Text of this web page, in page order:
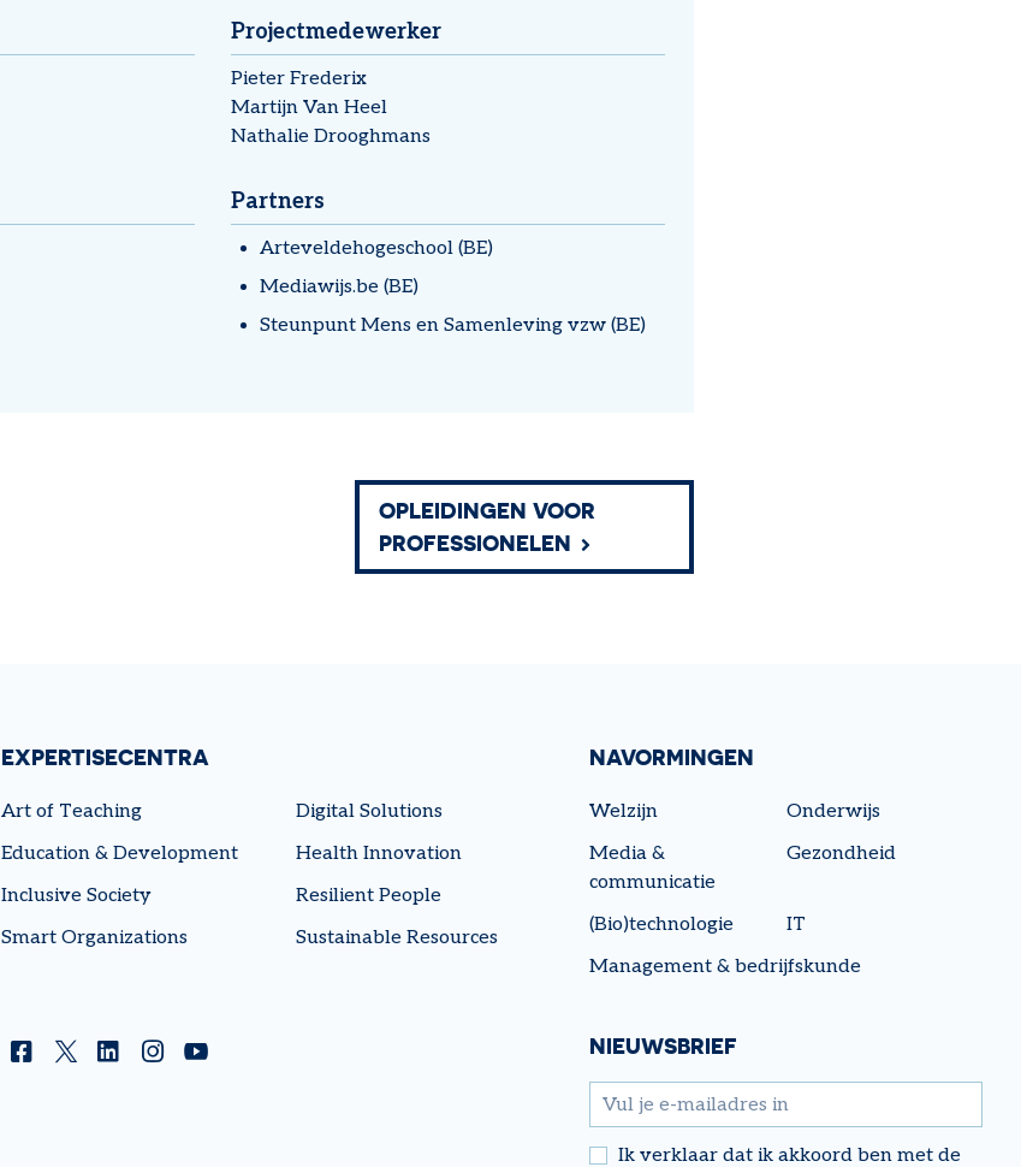
Projectmedewerker
Pieter Frederix
Martijn Van Heel
Nathalie Drooghmans
Partners
Arteveldehogeschool (BE)
Mediawijs.be (BE)
Steunpunt Mens en Samenleving vzw (BE)
OPLEIDINGEN VOOR
PROFESSIONELEN
EXPERTISECENTRA
Art of Teaching
Digital Solutions
Education & Development
Health Innovation
Inclusive Society
Resilient People
Smart Organizations
Sustainable Resources
NAVORMINGEN
Welzijn
Onderwijs
Media &
communicatie
Gezondheid
(Bio)technologie
IT
Management & bedrijfskunde
NIEUWSBRIEF
email
Ik verklaar dat ik akkoord ben met de